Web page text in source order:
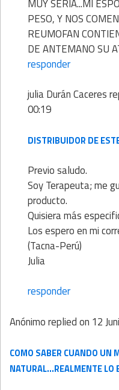
MUY SERIA...MI
PESO, Y NOS
REUMOFAN
DE ANTEMANO SU
responder
julia Durán Caceres
00:19
DISTRIBUIDOR DE
Previo saludo.
Soy Terapeuta; me
producto.
Quisiera más
Los espero en mi
(Tacna-Perú)
Julia
responder
Anónimoreplied on 12
COMO SABER CUANDO UN
NATURAL...REALMENTE LO